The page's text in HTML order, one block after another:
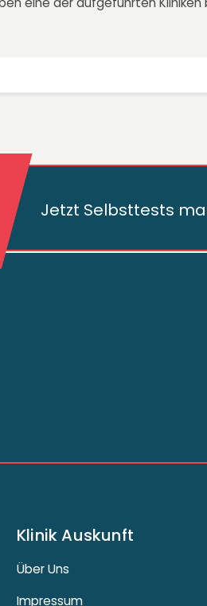
Jetzt Selbsttests
Klinik Auskunft
Über Uns
Impressum